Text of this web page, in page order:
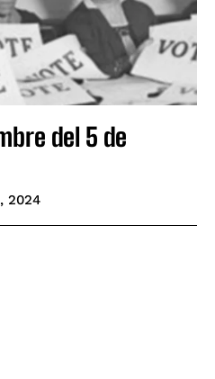
del 5 de
2024